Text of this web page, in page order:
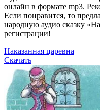
онлайн в формате mp3.
Если понравится, то
народную аудио сказку
регистрации!
Наказанная царевна
Скачать